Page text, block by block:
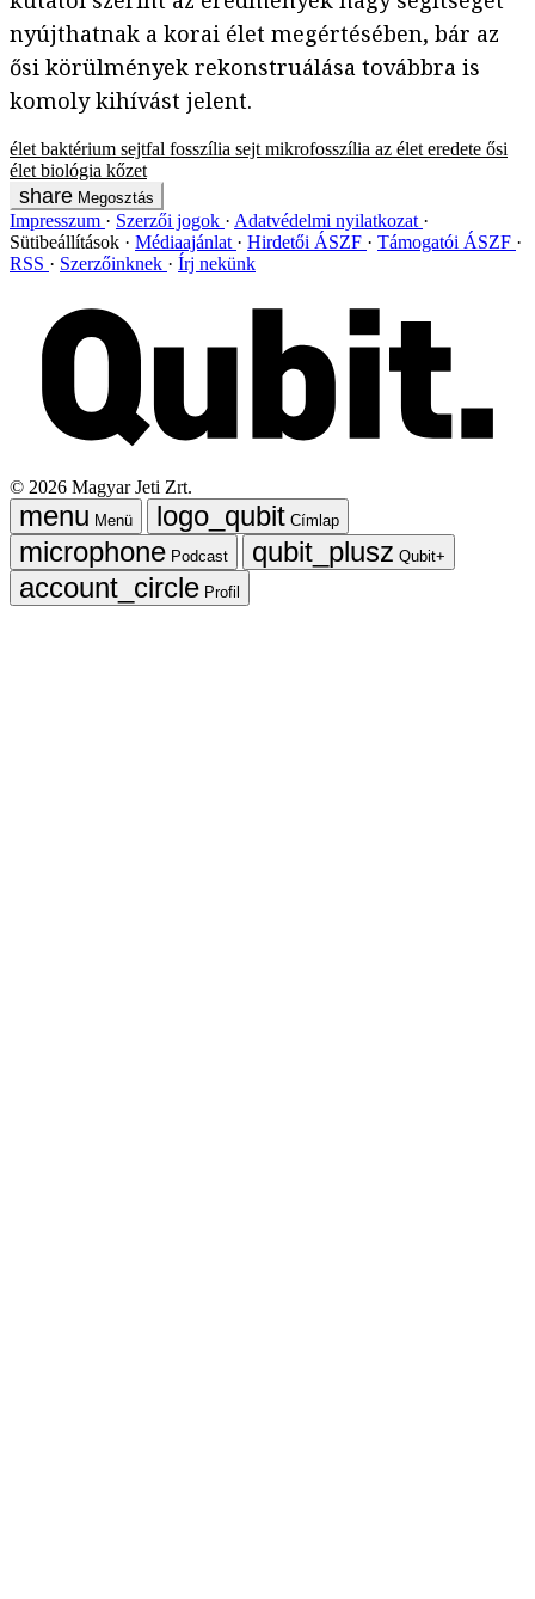
nyújthatnak a korai élet megértésében, bár az
ősi körülmények rekonstruálása továbbra is
komoly kihívást jelent.
élet baktérium sejtfal fosszília sejt mikrofosszília az élet eredete ősi
élet biológia kőzet
Megosztás
Impresszum Szerzői jogok
Adatvédelmi nyilatkozat
Sütibeállítások
Médiaajánlat Hirdetői ÁSZF
Támogatói ÁSZF
RSS
Szerzőinknek Írj nekünk
© 2026 Magyar Jeti Zrt.
Menü
Címlap
Podcast
Qubit+
Profil